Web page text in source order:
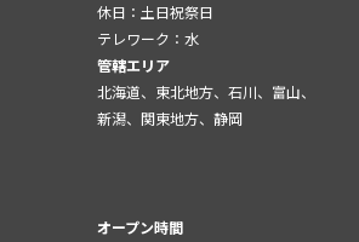
休日：土日祝祭日
テレワーク：水
管轄エリア
北海道、東北地方、石川、富山、
新潟、関東地方、静岡
オープン時間